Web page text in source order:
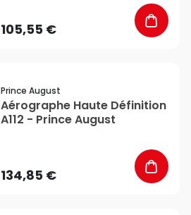
105,55 €
Prince August
Aérographe Haute Définition
A112 - Prince August
134,85 €